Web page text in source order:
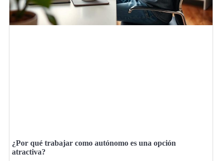
¿Por qué trabajar como autónomo es una opción
atractiva?